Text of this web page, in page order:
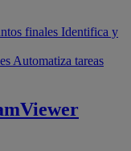
finales Identifica y
Automatiza tareas